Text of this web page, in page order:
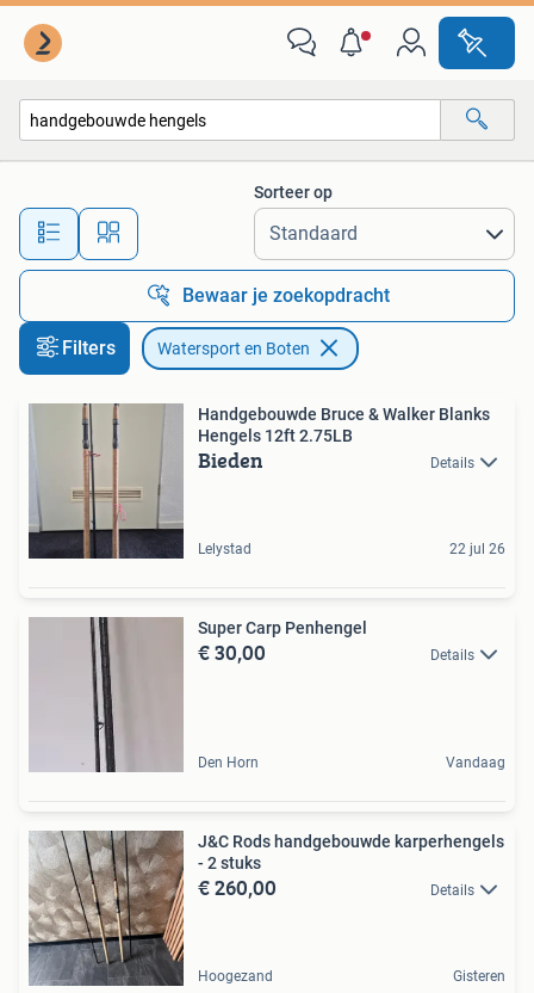
Alle afstanden…
Sorteer op
Bewaar je zoekopdracht
Filters Watersport en Boten
Handgebouwde Bruce & Walker Blanks
Hengels 12ft 2.75LB
Bieden Details
Lelystad 22 jul 26
Super Carp Penhengel
€ 30,00 Details
Den Horn Vandaag
J&C Rods handgebouwde karperhengels
- 2 stuks
€ 260,00 Details
Hoogezand Gisteren